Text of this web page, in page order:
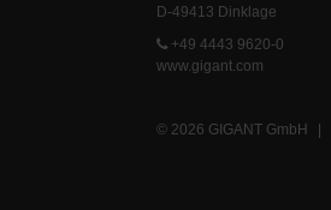
D-49413 Dinklage
+49 4443 9620-0
www.gigant.com
© 2026 GIGANT GmbH |